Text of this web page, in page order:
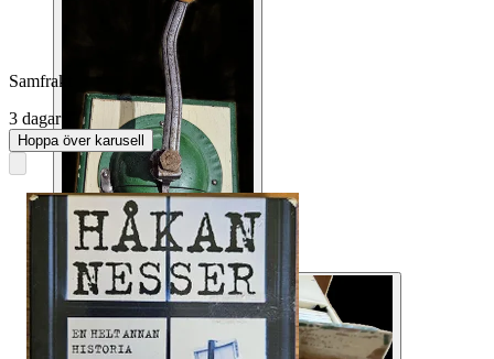
Samfrakt
3 dagar
Hoppa över karusell